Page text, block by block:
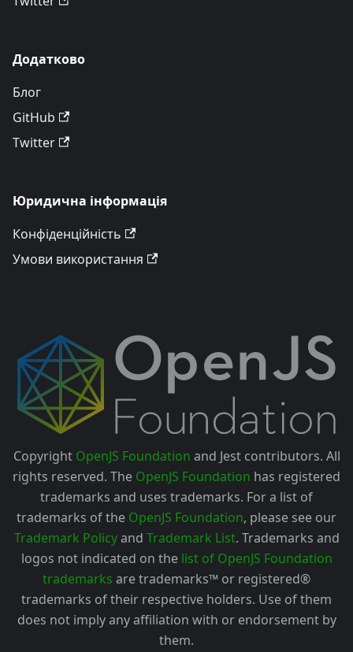
Додатково
Блог
GitHub
Twitter
Юридична інформація
Конфіденційність
Умови використання
Copyright OpenJS Foundation and Jest contributors. All
rights reserved. The OpenJS Foundation has registered
trademarks and uses trademarks. For a list of
trademarks of the OpenJS Foundation, please see our
Trademark Policyand Trademark List. Trademarks and
logos not indicated on the list of OpenJS Foundation
trademarks are trademarks™ or registered®
trademarks of their respective holders. Use of them
does not imply any affiliation with or endorsement by
them.